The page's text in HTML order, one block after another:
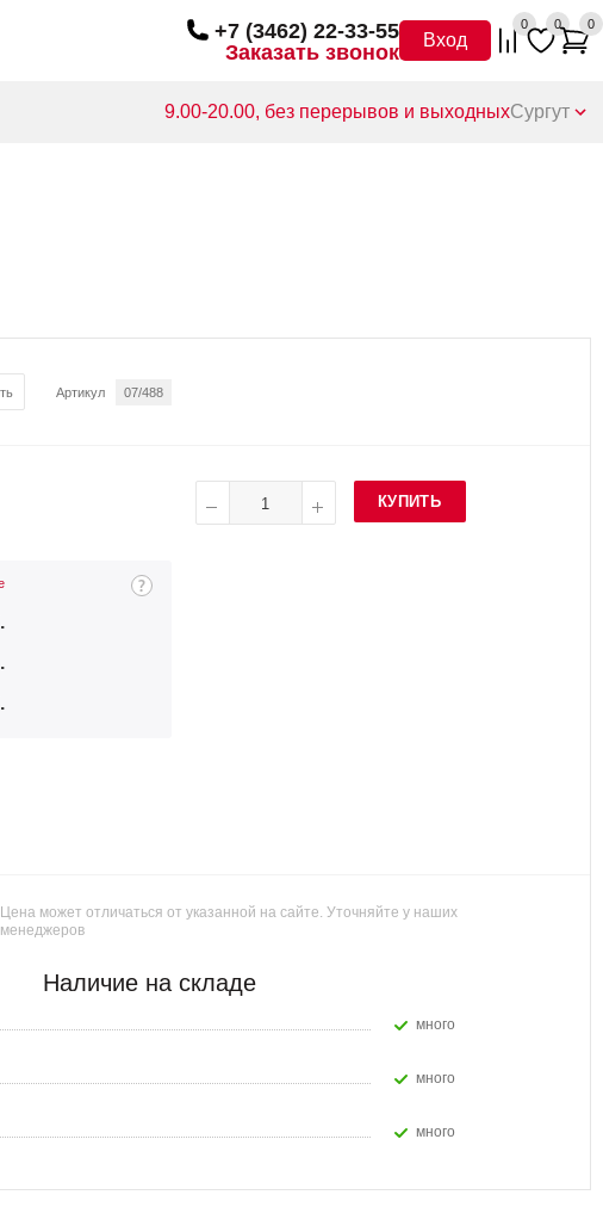
+7 (3462) 22-33-55
Заказать звонок
Вход
0 0 0
9.00-20.00, без перерывов и выходныхСургут
Артикул 07/488
КУПИТЬ
Цена может отличаться от указанной на сайте. Уточняйте у наших
менеджеров
Наличие на складе
Много
Много
Много